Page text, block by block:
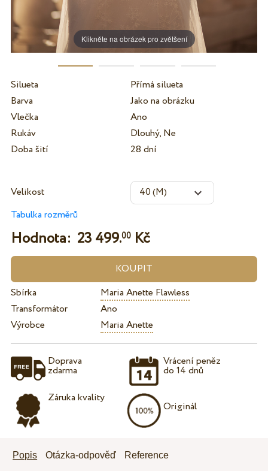
Klikněte na obrázek pro zvětšení
Silueta
Přímá silueta
Barva
Jako na obrázku
Vlečka
Ano
Rukáv
Dlouhý, Ne
Doba šití
28 dní
Velikost
Tabulka rozměrů
Hodnota: 23 499.00Kč
Sbírka
Maria Anette Flawless
Transformátor
Ano
Výrobce
Maria Anette
Doprava
zdarma
Záruka kvality
Vrácení peněz
do 14 dnů
Originál
Popis Otázka-odpověď Reference